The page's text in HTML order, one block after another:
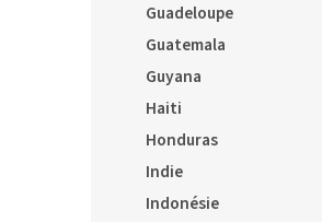
Guadeloupe
Guatemala
Guyana
Haiti
Honduras
Indie
Indonésie